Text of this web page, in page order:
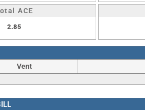
ACE
2.85
Vent